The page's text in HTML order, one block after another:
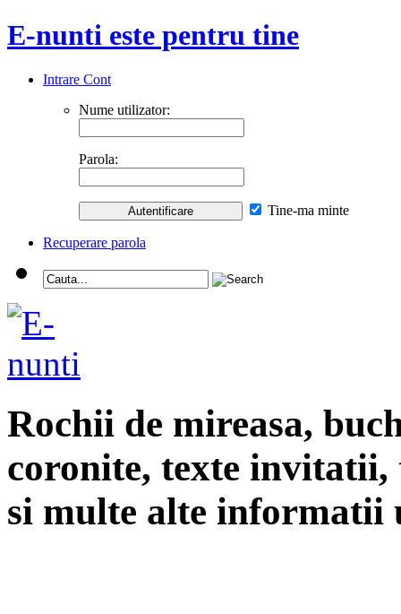
E-nunti este pentru tine
Intrare Cont
Nume utilizator:
Parola:
Tine-ma minte
Recuperare parola
Rochii de mireasa,
coronite, texte
si multe alte informatii